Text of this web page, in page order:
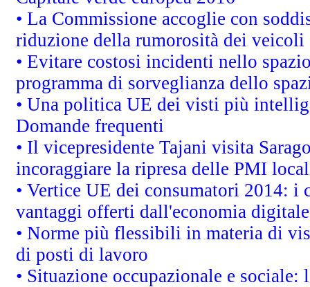
• La Commissione accoglie con
riduzione della rumorosità dei veicoli
• Evitare costosi incidenti nello
programma di sorveglianza dello
• Una politica UE dei visti più
Domande frequenti
• Il vicepresidente Tajani visita
incoraggiare la ripresa delle PMI
• Vertice UE dei consumatori 2014:
vantaggi offerti dall'economia digitale
• Norme più flessibili in materia di
di posti di lavoro
• Situazione occupazionale e